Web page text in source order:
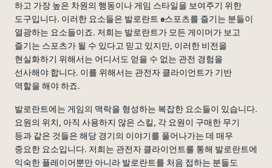
하고 가장 높은 차원의 행동이나 게임 스타일을 보여주기 위한
도구입니다. 이러한 요소들은 발로란트 e스포츠를 즐기는 분들이
열광하는 요소들이죠. 저희는 발로란트가 모든 게이머가 보고
즐기는 스포츠가 될 수 있다고 믿고 있지만, 이러한 비전을
현실화하기 위해서는 어디서도 얻을 수 없는 관전 경험을
선사해야 합니다. 이를 위해서는 관전자 클라이언트가 기반
역할을 해야 하죠.
발로란트에는 게임의 맥락을 형성하는 복잡한 요소들이 있습니다.
요원의 위치, 아직 사용하지 않은 스킬, 각 요원이 구매한 무기
등과 같은 것들은 해당 경기의 이야기를 풀어나가는 데 매우
중요한 요소입니다. 저희는 관전자 클라이언트를 통해 발로란트에
익숙한 플레이어뿐만 아니라 발로란트를 처음 접하는 분들도